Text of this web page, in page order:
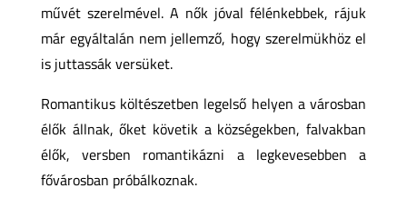
művét szerelmével. A nők jóval félénkebbek, rájuk
már egyáltalán nem jellemző, hogy szerelmükhöz el
is juttassák versüket.
Romantikus költészetben legelső helyen a városban
élők állnak, őket követik a községekben, falvakban
élők, versben romantikázni a legkevesebben a
fővárosban próbálkoznak.